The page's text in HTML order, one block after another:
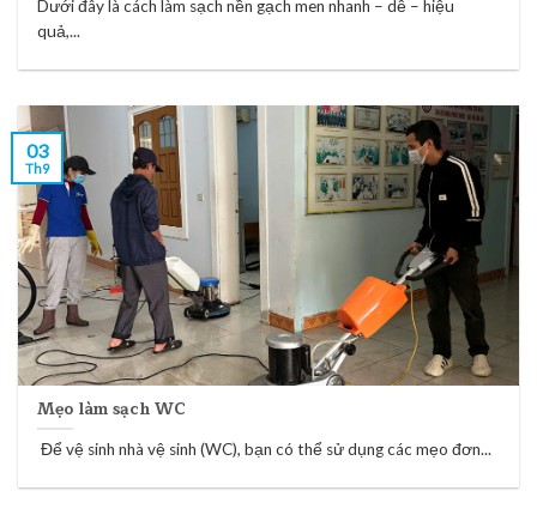
Dưới đây là cách làm sạch nền gạch men nhanh – dễ – hiệu
quả,...
Mẹo làm sạch WC
Để vệ sinh nhà vệ sinh (WC), bạn có thể sử dụng các mẹo đơn...
03
Th9